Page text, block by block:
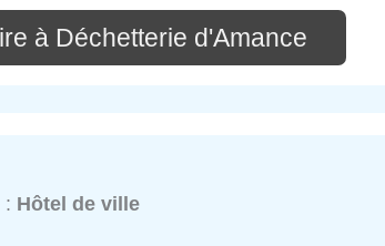
à Déchetterie d'Amance
: Hôtel de ville